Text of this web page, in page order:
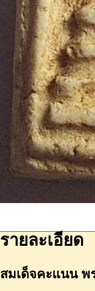
รายละเอียด
สมเด็จคะแนน พ